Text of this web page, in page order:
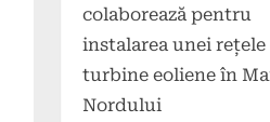
colaborează pentru
instalarea unei rețele
turbine eoliene în
Nordului